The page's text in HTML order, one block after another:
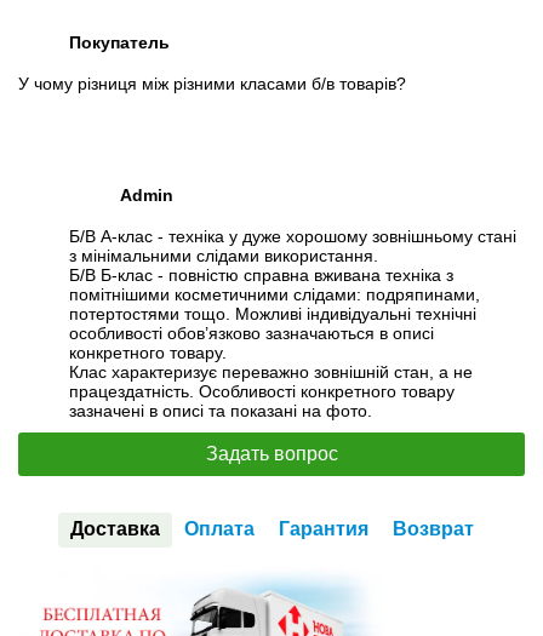
Покупатель
У чому різниця між різними класами б/в товарів?
Admin
Б/В А-клас - техніка у дуже хорошому зовнішньому стані
з мінімальними слідами використання.
Б/В Б-клас - повністю справна вживана техніка з
помітнішими косметичними слідами: подряпинами,
потертостями тощо. Можливі індивідуальні технічні
особливості обов’язково зазначаються в описі
конкретного товару.
Клас характеризує переважно зовнішній стан, а не
працездатність. Особливості конкретного товару
зазначені в описі та показані на фото.
Задать вопрос
Доставка Оплата Гарантия Возврат